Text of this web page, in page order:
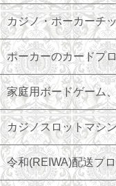
カジノ・ポーカーチ
ポーカーのカードプ
家庭用ボードゲーム
カジノスロットマシ
令和(REIWA)配送プ